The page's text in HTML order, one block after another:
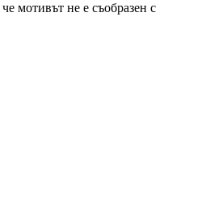
мотивът не е съобразен с